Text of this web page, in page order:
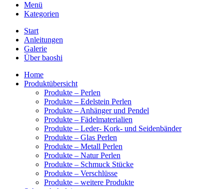
Menü
Kategorien
Start
Anleitungen
Galerie
Über baoshi
Home
Produktübersicht
Produkte – Perlen
Produkte – Edelstein Perlen
Produkte – Anhänger und Pendel
Produkte – Fädelmaterialien
Produkte – Leder- Kork- und Seidenbänder
Produkte – Glas Perlen
Produkte – Metall Perlen
Produkte – Natur Perlen
Produkte – Schmuck Stücke
Produkte – Verschlüsse
Produkte – weitere Produkte